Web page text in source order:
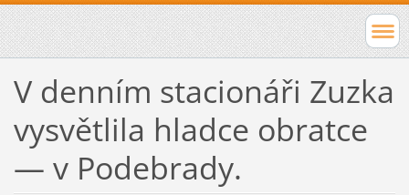
V denním stacionáři Zuzka
vysvětlila hladce obratce
— v Podebrady.